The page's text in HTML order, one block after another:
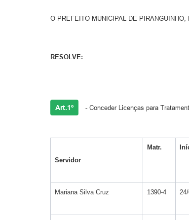
O PREFEITO MUNICIPAL DE
RESOLVE:
Art.1º - Conceder Licenças para
Servidor
Matr.
Mariana Silva Cruz 1390-4